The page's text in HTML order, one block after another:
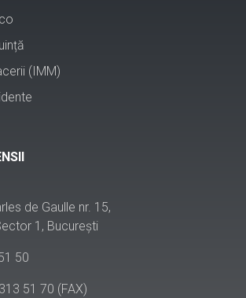
(IMM)
de Gaulle nr. 15,
1, București
50
51 70 (FAX)